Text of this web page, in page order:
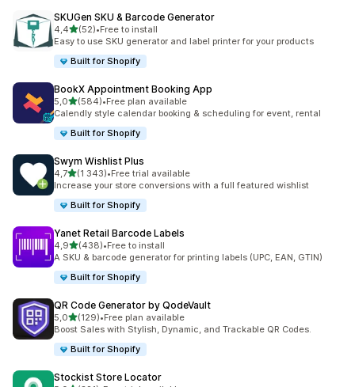
SKUGen SKU & Barcode Generator
4,4z 5 hvězd
(52)
Celkový počet recenzí: 52
•Free to install
Easy to use SKU generator and label printer for your products
Built for Shopify
BookX Appointment Booking App
5,0z 5 hvězd
(584)
Celkový počet recenzí: 584
•Free plan available
Calendly style calendar booking & scheduling for event, rental
Built for Shopify
Swym Wishlist Plus
4,7z 5 hvězd
(1 343)
Celkový počet recenzí: 1343
•Free trial available
Increase your store conversions with a full featured wishlist
Built for Shopify
Yanet Retail Barcode Labels
4,9z 5 hvězd
(438)
Celkový počet recenzí: 438
•Free to install
A SKU & barcode generator for printing labels (UPC, EAN, GTIN)
Built for Shopify
QR Code Generator by QodeVault
5,0z 5 hvězd
(129)
Celkový počet recenzí: 129
•Free plan available
Boost Sales with Stylish, Dynamic, and Trackable QR Codes.
Built for Shopify
Stockist Store Locator